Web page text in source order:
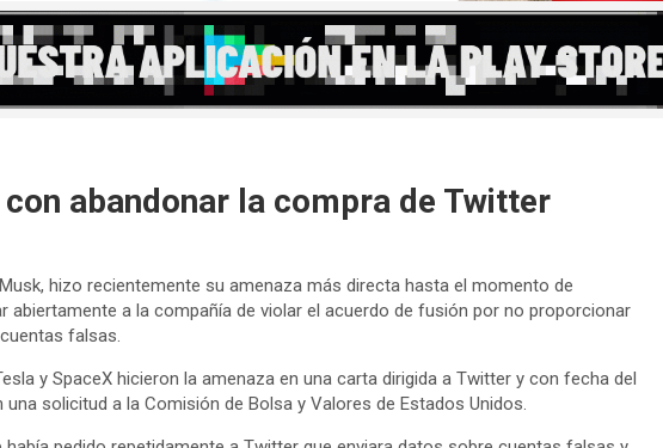
abandonar la compra de Twitter
hizo recientemente su amenaza más directa hasta el momento de
abiertamente a la compañía de violar el acuerdo de fusión por no proporcionar
falsas.
y SpaceX hicieron la amenaza en una carta dirigida a Twitter y con fecha del
solicitud a la Comisión de Bolsa y Valores de Estados Unidos.